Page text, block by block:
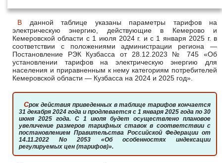
В данной таблице указаны параметры тарифов на
электрическую энергию, действующие в Кемерово и
Кемеровской области с 1 июля 2024 г. и с 1 января 2025 г. в
соответствии с положениями администрации региона —
Постановление РЭК Кузбасса от 28.12.2023 № 745 «Об
установлении тарифов на электрическую энергию для
населения и приравненным к нему категориям потребителей
Кемеровской области — Кузбасса на 2024 и 2025 год».
Срок действия приведенных в таблице тарифов кончается
31 декабря 2024 года и продлевается с 1 января 2025 года по 30
июня 2025 года. С 1 июля будет осуществлено плановое
увеличение размеров тарифных ставок в соответствии с
постановлением Правительства Российской Федерации от
14.11.2022 No 2053 «Об особенностях индексации
регулируемых цен (тарифов)».